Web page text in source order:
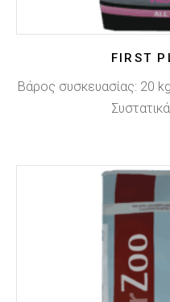
FIRST
Βάρος συσκευασίας: 20